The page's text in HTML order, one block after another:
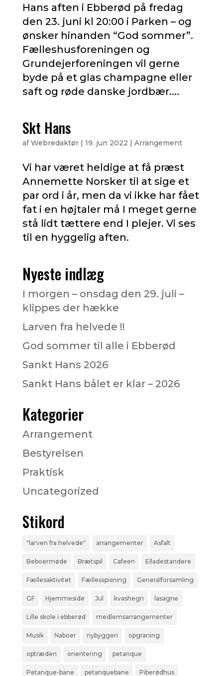
Hans aften i Ebberød på fredag
den 23. juni kl 20:00 i Parken – og
ønsker hinanden “God sommer”.
Fælleshusforeningen og
Grundejerforeningen vil gerne
byde på et glas champagne eller
saft og røde danske jordbær....
Skt Hans
afWebredaktør| 19. jun 2022 | Arrangement
Vi har været heldige at få præst
Annemette Norsker til at sige et
par ord i år, men da vi ikke har fået
fat i en højtaler må I meget gerne
stå lidt tættere end I plejer. Vi ses
til en hyggelig aften.
Nyeste indlæg
I morgen – onsdag den 29. juli –
klippes der hække
Larven fra helvede !!
God sommer til alle i Ebberød
Sankt Hans 2026
Sankt Hans bålet er klar – 2026
Kategorier
Arrangement
Bestyrelsen
Praktisk
Uncategorized
Stikord
"larven fra helvede" arrangementer Asfalt
Beboermøde Brætspil Cafeen Elladestandere
Fællesaktivitet Fællesspisning Generalforsamling
GF Hjemmeside Jul kvashegn lasagne
Lille skole i ebberød medlemsarrangementer
Musik Naboer nybyggeri opgraning
optræden orientering petanque
Petanque-bane petanquebane Piberødhus